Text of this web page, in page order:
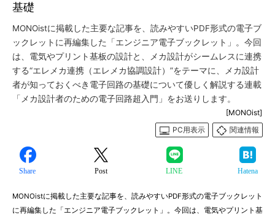
基礎
MONOistに掲載した主要な記事を、読みやすいPDF形式の電子ブ
ックレットに再編集した「エンジニア電子ブックレット」。今回
は、電気やプリント基板の設計と、メカ設計がシームレスに連携
する“エレメカ連携（エレメカ協調設計）”をテーマに、メカ設計
者が知っておくべき電子回路の基礎について優しく解説する連載
「メカ設計者のための電子回路超入門」をお送りします。
[MONOist]
PC用表示
関連情報
Share Post LINE Hatena
MONOistに掲載した主要な記事を、読みやすいPDF形式の電子ブックレット
に再編集した「エンジニア電子ブックレット」。今回は、電気やプリント基